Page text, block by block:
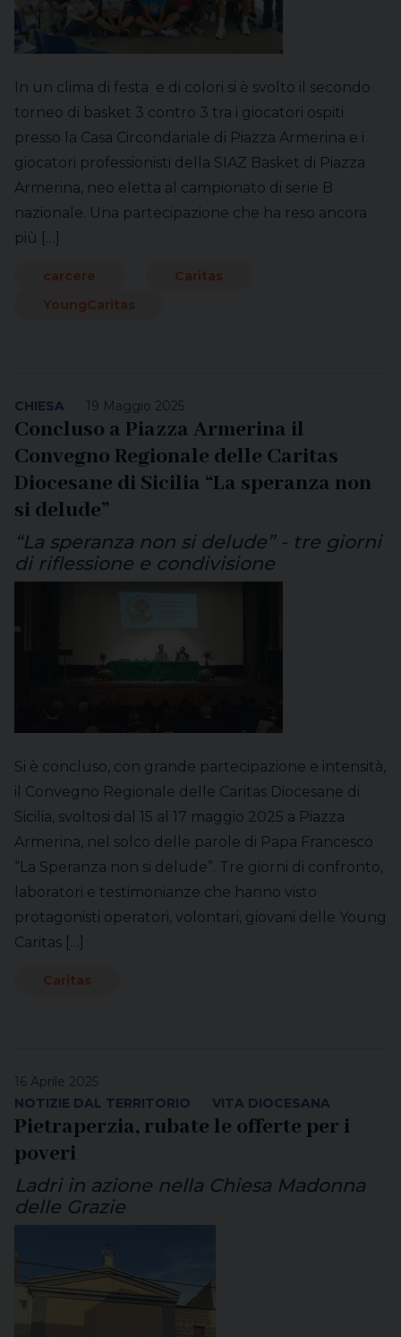
In un clima di festa e di colori si è svolto il secondo
torneo di basket 3 contro 3 tra i giocatori ospiti
presso la Casa Circondariale di Piazza Armerina e i
giocatori professionisti della SIAZ Basket di Piazza
Armerina, neo eletta al campionato di serie B
nazionale. Una partecipazione che ha reso ancora
più […]
carcere
Caritas
YoungCaritas
19 Maggio 2025
CHIESA
Concluso a Piazza Armerina il
Convegno Regionale delle Caritas
Diocesane di Sicilia “La speranza non
si delude”
“La speranza non si delude” - tre giorni
di riflessione e condivisione
Si è concluso, con grande partecipazione e intensità,
il Convegno Regionale delle Caritas Diocesane di
Sicilia, svoltosi dal 15 al 17 maggio 2025 a Piazza
Armerina, nel solco delle parole di Papa Francesco
“La Speranza non si delude”. Tre giorni di confronto,
laboratori e testimonianze che hanno visto
protagonisti operatori, volontari, giovani delle Young
Caritas […]
Caritas
16 Aprile 2025
NOTIZIE DAL TERRITORIO
VITA DIOCESANA
Pietraperzia, rubate le offerte per i
poveri
Ladri in azione nella Chiesa Madonna
delle Grazie